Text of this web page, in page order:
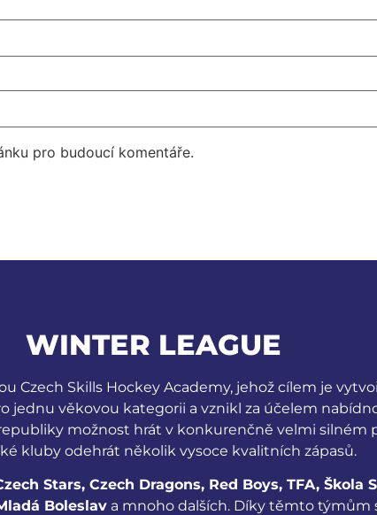
pro budoucí komentáře.
WINTER LEAGUE
Czech Skills Hockey Academy, jehož cílem je
jednu věkovou kategorii a vznikl za účelem
možnost hrát v konkurenčně velmi silném
kluby odehrát několik vysoce kvalitních zápasů.
Stars, Czech Dragons, Red Boys, TFA, Škola
Boleslav a mnoho dalších. Díky těmto týmům